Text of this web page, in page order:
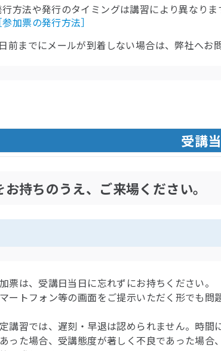
行方法や発行のタイミングは講習により異なり
［参加票の発行方法］
前までにメールが到着しない場合は、弊社へお
受講
持ちのうえ、ご来場ください。
票は、受講日当日に忘れずにお持ちください。
ートフォン等の画面をご提示いただく形でも問
講習では、遅刻・早退は認められません。時間
った場合、受講態度が著しく不良であった場